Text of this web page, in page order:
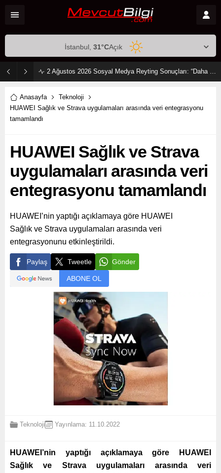
2 Ağustos 2026 Sosyal Medya Reyting Sonuçları: “Daha 17” Ekranlara Ambargo Koydu!
İstanbul, 31°CAçık
Anasayfa
Teknoloji
HUAWEI Sağlık ve Strava uygulamaları arasında veri entegrasyonu
tamamlandı
HUAWEI Sağlık ve Strava
uygulamaları arasında veri
entegrasyonu tamamlandı
HUAWEI’nin yaptığı açıklamaya göre HUAWEI
Sağlık ve Strava uygulamaları arasında veri
entegrasyonunu etkinleştirildi.
Paylaş Tweetle Gönder
ABONE OL
Teknoloji Yayınlama: 11.10.2022
HUAWEI’nin yaptığı açıklamaya göre HUAWEI
Sağlık ve Strava uygulamaları arasında veri